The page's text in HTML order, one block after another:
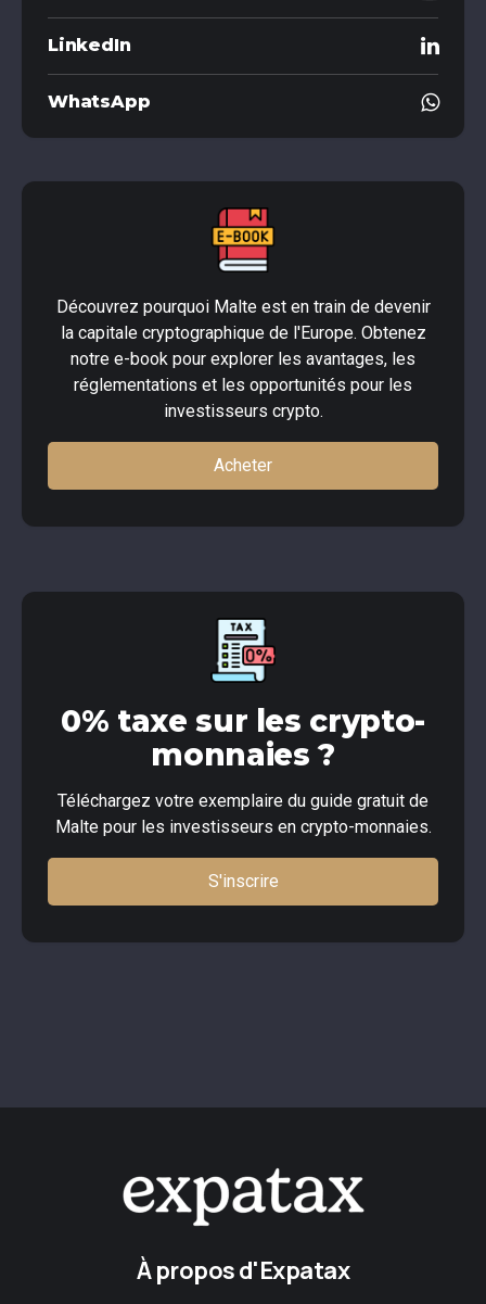
LinkedIn
WhatsApp
Découvrez pourquoi Malte est en train de devenir
la capitale cryptographique de l'Europe. Obtenez
notre e-book pour explorer les avantages, les
réglementations et les opportunités pour les
investisseurs crypto.
Acheter
0% taxe sur les crypto-
monnaies ?
Téléchargez votre exemplaire du guide gratuit de
Malte pour les investisseurs en crypto-monnaies.
S'inscrire
À propos d'Expatax